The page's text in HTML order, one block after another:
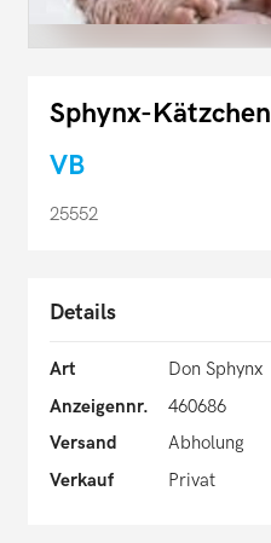
Sphynx-Kätzchen
VB
25552
Details
Art
Don Sphynx
Anzeigennr.
460686
Versand
Abholung
Verkauf
Privat